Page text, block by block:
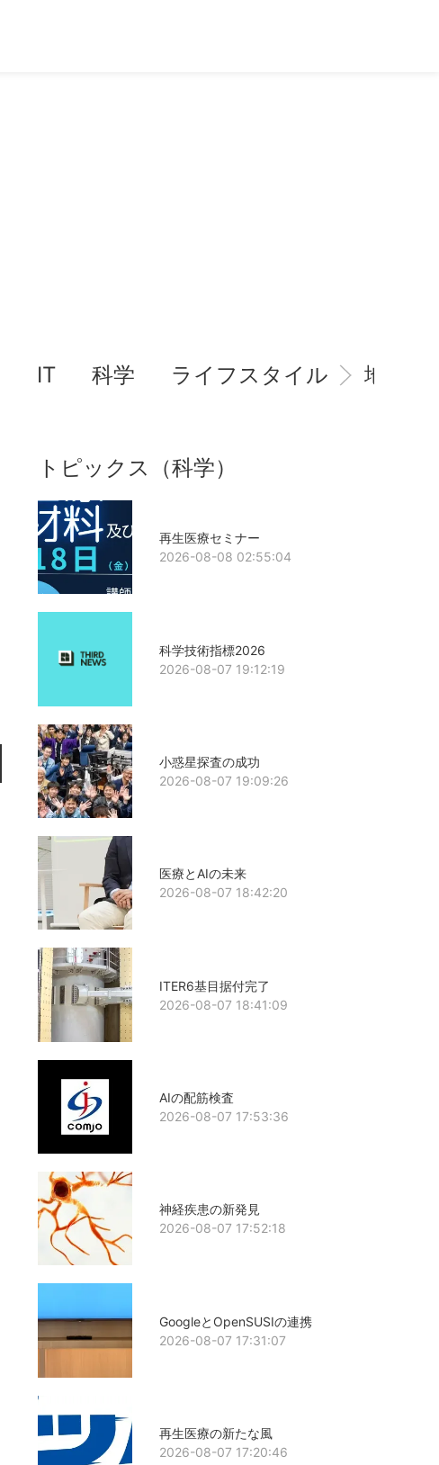
IT 科学 ライフスタイル 地域情
トピックス（科学）
再生医療セミナー
2026-08-08 02:55:04
科学技術指標2026
2026-08-07 19:12:19
小惑星探査の成功
2026-08-07 19:09:26
医療とAIの未来
2026-08-07 18:42:20
ITER6基目据付完了
2026-08-07 18:41:09
AIの配筋検査
2026-08-07 17:53:36
神経疾患の新発見
2026-08-07 17:52:18
GoogleとOpenSUSIの連携
2026-08-07 17:31:07
再生医療の新たな風
2026-08-07 17:20:46